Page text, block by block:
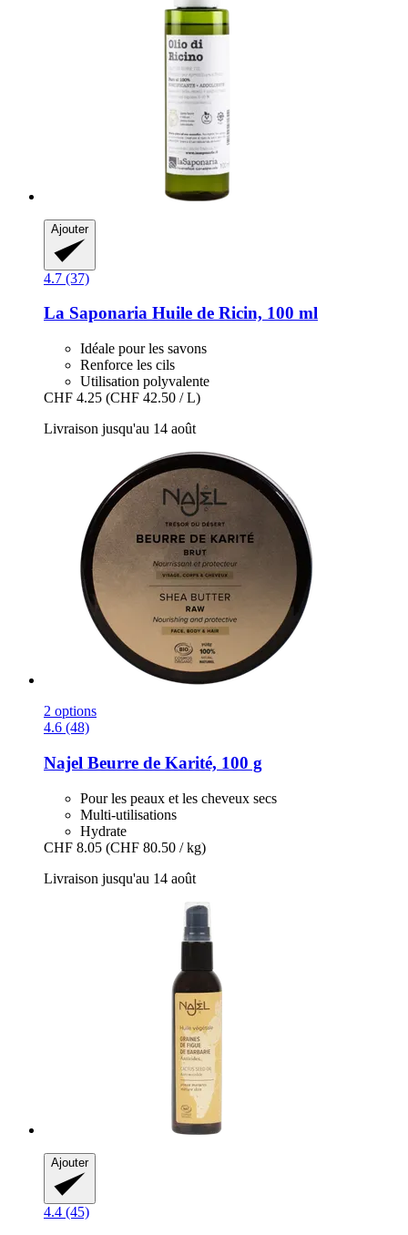
Ajouter
4.7 (37)
La Saponaria Huile de Ricin, 100 ml
Idéale pour les savons
Renforce les cils
Utilisation polyvalente
CHF 4.25 (CHF 42.50 / L)
Livraison jusqu'au 14 août
2 options
4.6 (48)
Najel Beurre de Karité, 100 g
Pour les peaux et les cheveux secs
Multi-utilisations
Hydrate
CHF 8.05 (CHF 80.50 / kg)
Livraison jusqu'au 14 août
Ajouter
4.4 (45)